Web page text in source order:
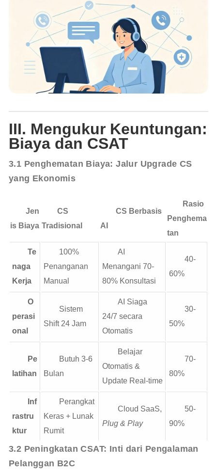
III. Mengukur Keuntungan:
Biaya dan CSAT
3.1 Penghematan Biaya: Jalur Upgrade CS
yang Ekonomis
Jen
is Biaya
CS
Tradisional
CS Berbasis
AI
Rasio
Penghema
tan
Te
naga
Kerja
100%
Penanganan
Manual
AI
Menangani 70-
80% Konsultasi
40-
60%
O
perasi
onal
Sistem
Shift 24 Jam
AI Siaga
24/7 secara
Otomatis
30-
50%
Pe
latihan
Butuh 3-6
Bulan
Belajar
Otomatis &
Update Real-time
70-
80%
Inf
rastru
ktur
Perangkat
Keras + Lunak
Rumit
Cloud SaaS,
Plug & Play
50-
90%
3.2 Peningkatan CSAT: Inti dari Pengalaman
Pelanggan B2C